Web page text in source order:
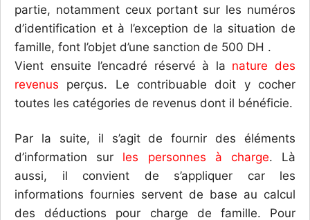
partie, notamment ceux portant sur les numéros
d’identification et à l’exception de la situation de
famille, font l’objet d’une sanction de 500 DH .
Vient ensuite l’encadré réservé à la nature des
revenus perçus. Le contribuable doit y cocher
toutes les catégories de revenus dont il bénéficie.
Par la suite, il s’agit de fournir des éléments
d’information sur les personnes à charge. Là
aussi, il convient de s’appliquer car les
informations fournies servent de base au calcul
des déductions pour charge de famille. Pour